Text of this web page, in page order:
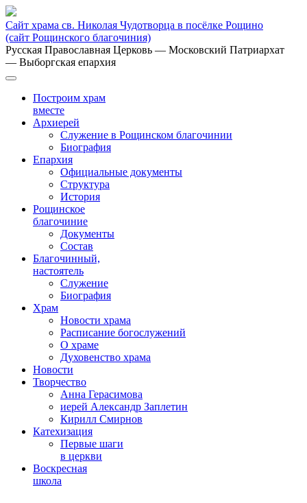
Сайт храма св. Николая Чудотворца в посёлке Рощино
(сайт Рощинского благочиния)
Русская Православная Церковь — Московский Патриархат
— Выборгская епархия
Построим храм
вместе
Архиерей
Служение в Рощинском благочинии
Биография
Епархия
Официальные документы
Структура
История
Рощинское
благочиние
Документы
Состав
Благочинный,
настоятель
Служение
Биография
Храм
Новости храма
Расписание богослужений
О храме
Духовенство храма
Новости
Творчество
Анна Герасимова
иерей Александр Заплетин
Кирилл Смирнов
Катехизация
Первые шаги
в церкви
Воскресная
школа